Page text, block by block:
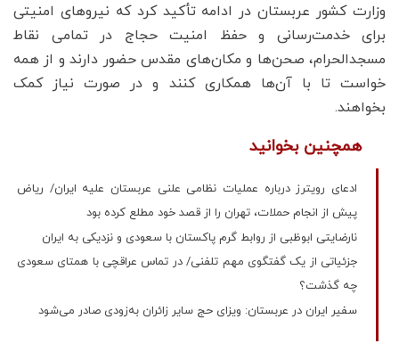
وزارت کشور عربستان در ادامه تأکید کرد که نیروهای امنیتی
برای خدمت‌رسانی و حفظ امنیت حجاج در تمامی نقاط
مسجدالحرام، صحن‌ها و مکان‌های مقدس حضور دارند و از همه
خواست تا با آن‌ها همکاری کنند و در صورت نیاز کمک
بخواهند.
همچنین بخوانید
ادعای رویترز درباره عملیات نظامی علنی عربستان علیه ایران/ ریاض
پیش از انجام حملات، تهران را از قصد خود مطلع کرده بود
نارضایتی ابوظبی از روابط گرم پاکستان با سعودی و نزدیکی به ایران
جزئیاتی از یک گفتگوی مهم تلفنی/ در تماس عراقچی با همتای سعودی
چه گذشت؟
سفیر ایران در عربستان: ویزای حج سایر زائران به‌زودی صادر می‌شود